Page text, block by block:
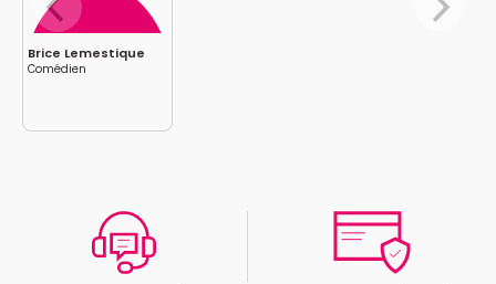
Brice Lemestique
Comédien